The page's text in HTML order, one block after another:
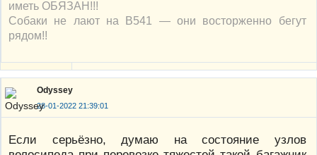
иметь ОБЯЗАН!!!
Собаки не лают на В541 — они восторженно бегут
рядом!!
Odyssey
28-01-2022 21:39:01
Если серьёзно, думаю на состояние узлов